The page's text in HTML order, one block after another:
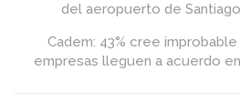
del aeropuerto de
Cadem: 43% cree
empresas lleguen a acuerdo